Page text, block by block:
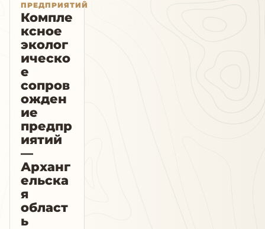
ПРЕДПРИЯТИЙ
Компле
ксное
эколог
ическо
е
сопров
ожден
ие
предпр
иятий
—
Арханг
ельска
я
област
ь